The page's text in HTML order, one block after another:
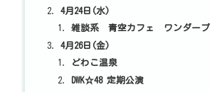
4月24日(水)
雑談系 青空カフェ ワンダープ
4月26日(金)
どわこ温泉
DWK☆48 定期公演